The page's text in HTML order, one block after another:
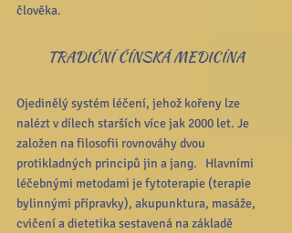
člověka.
TRADIČNÍ ČÍNSKÁ MEDICÍNA
Ojedinělý systém léčení, jehož kořeny lze
nalézt v dílech starších více jak 2000 let. Je
založen na filosofii rovnováhy dvou
protikladných principů jin a jang.   Hlavními
léčebnými metodami je fytoterapie (terapie
bylinnými přípravky), akupunktura, masáže,
cvičení a dietetika sestavená na základě